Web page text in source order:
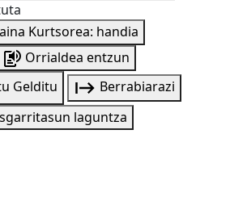
Kurtsorea: handia
Orrialdea entzun
Gelditu
Berrabiarazi
laguntza